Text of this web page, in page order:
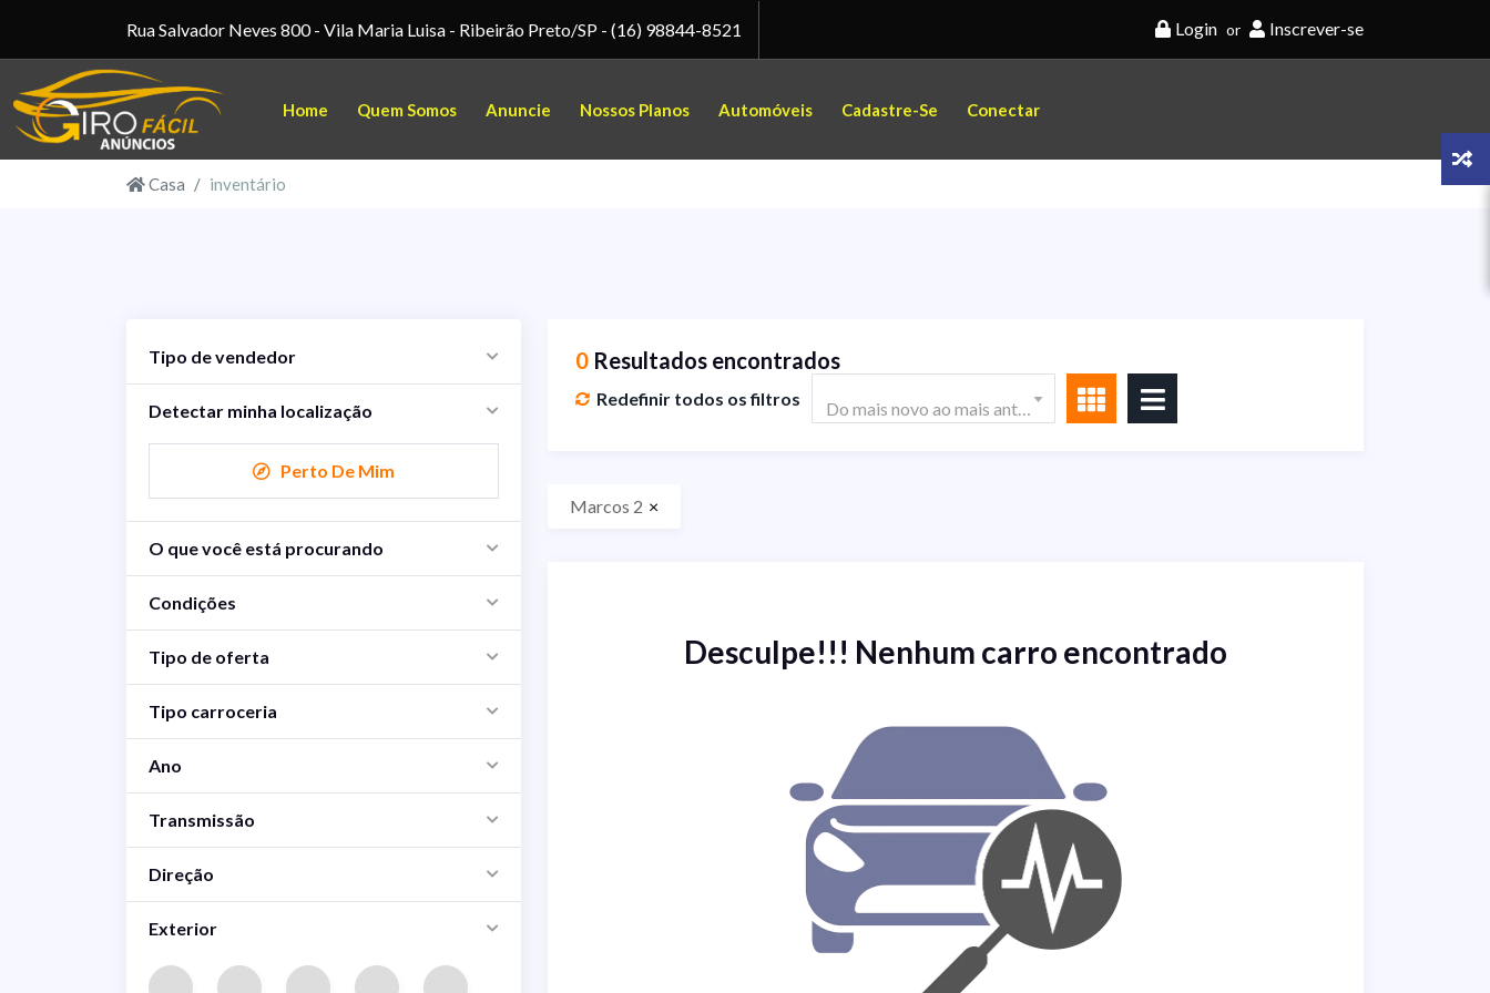
Rua Salvador Neves 800 - Vila Maria Luisa - Ribeirão Preto/SP - (16) 98844-8521 Login or Inscrever-se
Home Quem Somos Anuncie Nossos Planos Automóveis Cadastre-Se Conectar
Casa inventário
Tipo de vendedor
Detectar minha localização
Perto De Mim
O que você está procurando
Condições
Tipo de oferta
Tipo carroceria
Ano
Transmissão
Direção
Exterior
0 Resultados encontrados
Redefinir todos os filtros Do mais novo ao mais antigo
Marcos 2 ×
Desculpe!!! Nenhum carro encontrado